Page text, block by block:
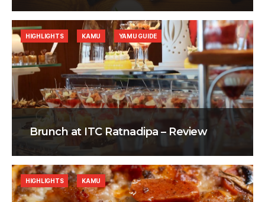
Brunch at ITC Ratnadipa – Review
HIGHLIGHTS KAMU YAMU GUIDE
HIGHLIGHTS KAMU